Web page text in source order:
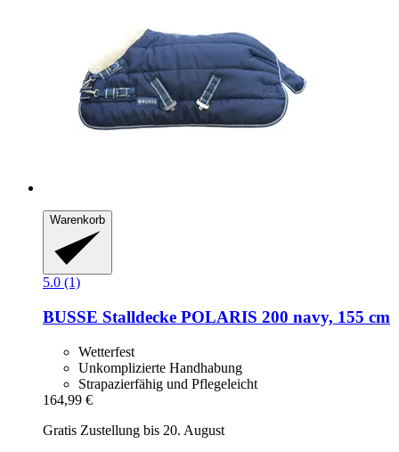
Warenkorb
5.0 (1)
BUSSE Stalldecke POLARIS 200 navy, 155 cm
Wetterfest
Unkomplizierte Handhabung
Strapazierfähig und Pflegeleicht
164,99 €
Gratis Zustellung bis 20. August